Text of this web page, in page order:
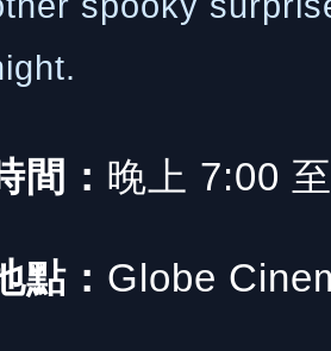
間： 晚上 7:00
點： Globe